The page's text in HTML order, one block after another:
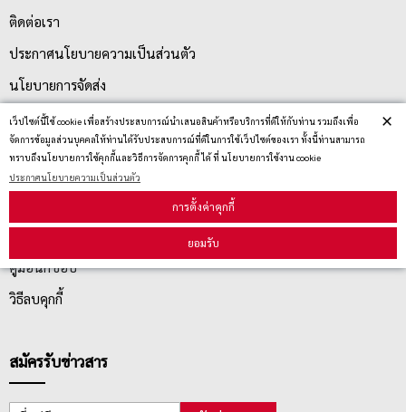
เว็ปไซต์นี้ใช้ cookie เพื่อสร้างประสบการณ์นำเสนอสินค้าหรือบริการที่ดีให้กับท่าน รวมถึงเพื่อ
จัดการข้อมูลส่วนบุคคลให้ท่านได้รับประสบการณ์ที่ดีในการใช้เว็ปไซต์ของเรา ทั้งนี้ท่านสามารถ
ทราบถึงนโยบายการใช้คุกกี้และวิธีการจัดการคุกกี้ ได้ ที่ นโยบายการใช้งาน cookie
ประกาศนโยบายความเป็นส่วนตัว
การตั้งค่าคุกกี้
ยอมรับ
×
ติดต่อเรา
ประกาศนโยบายความเป็นส่วนตัว
นโยบายการจัดส่ง
นโยบายการเปลี่ยน/คืน สินค้า
บริการลูกค้า
คู่มือนักช้อป
วิธีลบคุกกี้
สมัครรับข่าวสาร